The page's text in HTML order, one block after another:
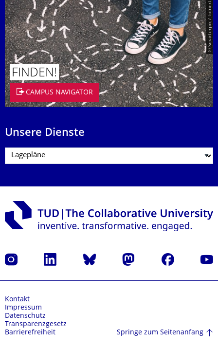
© Smarterpix / tomert
FINDEN!
CAMPUS NAVIGATOR
Unsere Dienste
Instagram LinkedIn Bluesky Mastodon Facebook
Kontakt
Impressum
Datenschutz
Transparenzgesetz
Barrierefreiheit
Springe zum Seitenanfang